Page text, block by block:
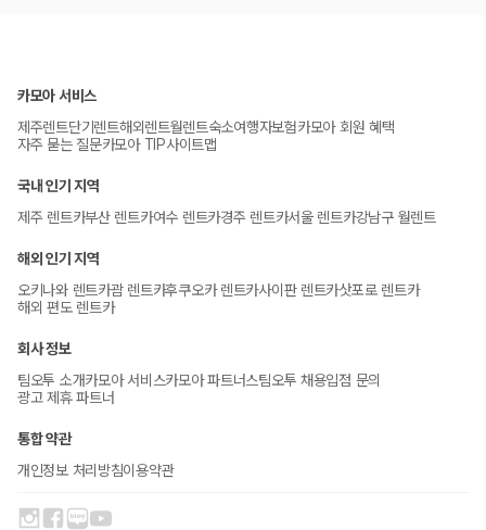
카모아 서비스
제주렌트단기렌트해외렌트월렌트숙소여행자보험카모아 회원 혜택
자주 묻는 질문카모아 TIP사이트맵
국내 인기 지역
제주 렌트카부산 렌트카여수 렌트카경주 렌트카서울 렌트카강남구 월렌트
해외 인기 지역
오키나와 렌트카괌 렌트카후쿠오카 렌트카사이판 렌트카삿포로 렌트카
해외 편도 렌트카
회사 정보
팀오투 소개카모아 서비스카모아 파트너스팀오투 채용입점 문의
광고 제휴 파트너
통합 약관
개인정보 처리방침이용약관